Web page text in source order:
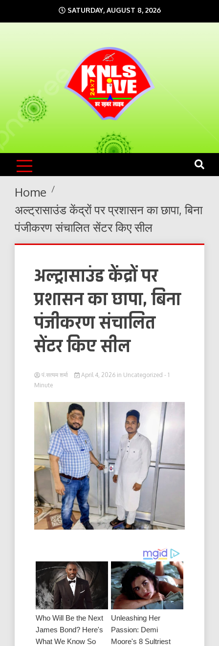
to
SATURDAY, AUGUST 8, 2026
KNLS LIVE
India`s No.1 News Portal
Home
अल्ट्रासाउंड केंद्रों पर प्रशासन का छापा, बिना
पंजीकरण संचालित सेंटर किए सील
अल्ट्रासाउंड केंद्रों पर
प्रशासन का छापा, बिना
पंजीकरण संचालित
सेंटर किए सील
पं.सत्यम शर्मा April 4, 2026 in Uncategorized - 1
Minute